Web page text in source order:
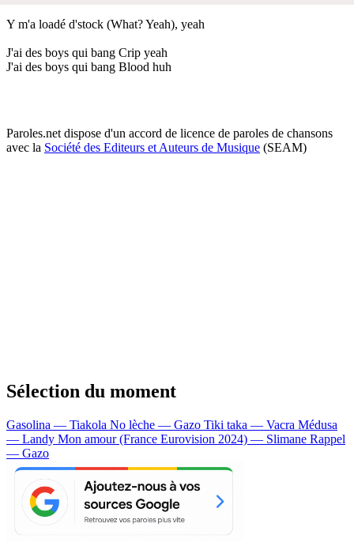
Y m'a loadé d'stock (What? Yeah), yeah
J'ai des boys qui bang Crip yeah
J'ai des boys qui bang Blood huh
Paroles.net dispose d'un accord de licence de paroles de chansons
avec la Société des Editeurs et Auteurs de Musique (SEAM)
Sélection du moment
Gasolina — Tiakola No lèche — Gazo Tiki taka — Vacra Médusa
— Landy Mon amour (France Eurovision 2024) — Slimane Rappel
— Gazo